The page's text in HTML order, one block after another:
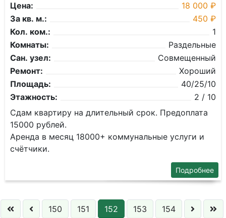
Цена:
18 000 ₽
За кв. м.:
450 ₽
Кол. ком.:
1
Комнаты:
Раздельные
Сан. узел:
Совмещенный
Ремонт:
Хороший
Площадь:
40/25/10
Этажность:
2 / 10
Сдам квартиру на длительный срок. Предоплата
15000 рублей.
Аренда в месяц 18000+ коммунальные услуги и
счётчики.
Подробнее
150 151 152 153 154